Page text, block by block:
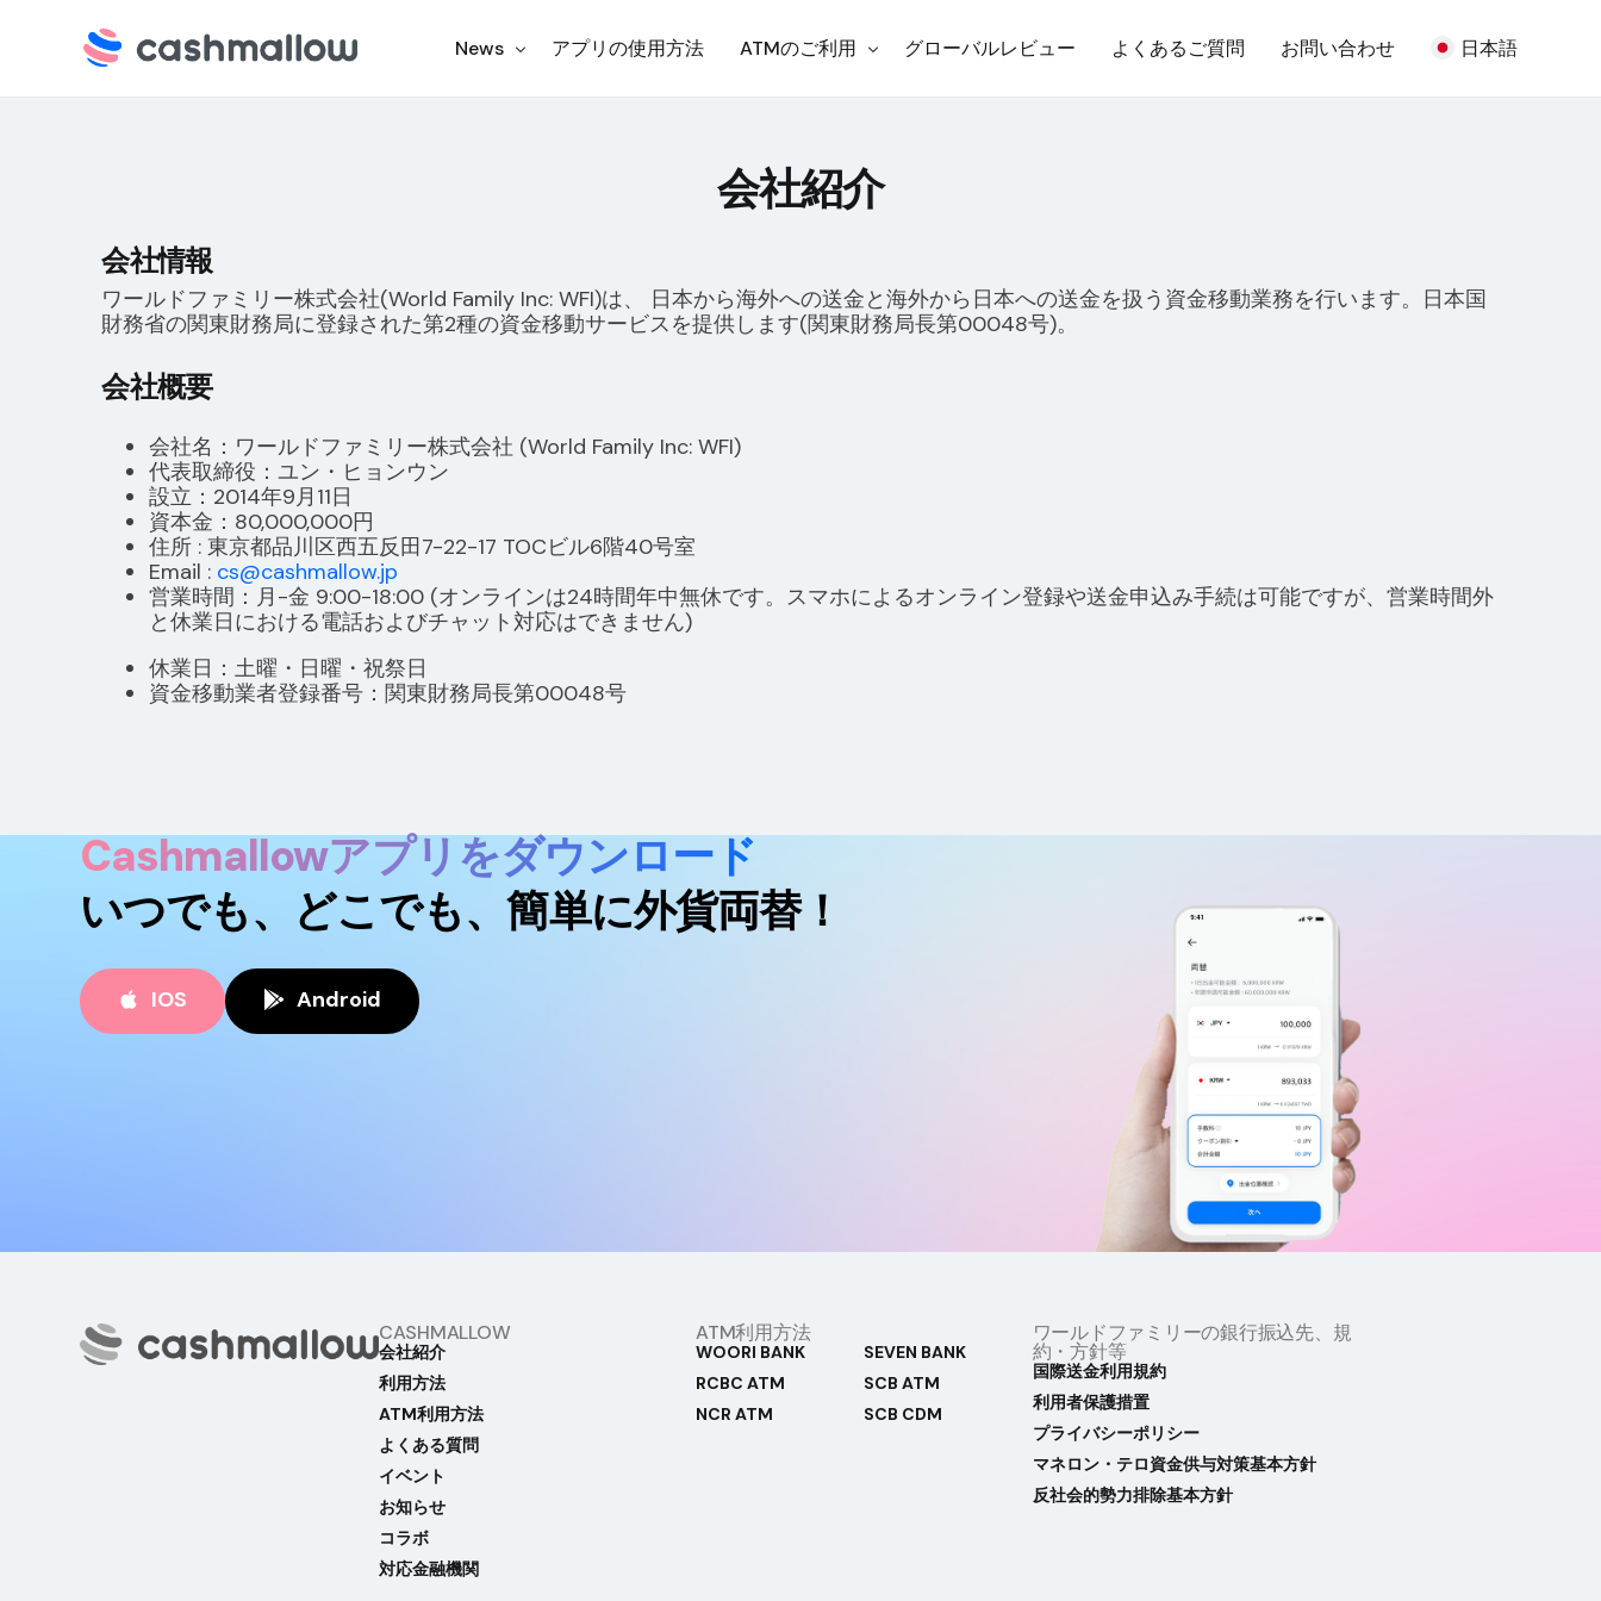
News アプリの使用方法 ATMのご利用
Korea
Japan
Thailand
SCB – ATM
US
グローバルレビュー よくあるご質問 お問い合わせ 日本語
会社紹介
会社情報
ワールドファミリー株式会社(World Family Inc: WFI)は、 日本から海外への送金と海外から日本への送金を扱う資金移動業務を行います。日本国
財務省の関東財務局に登録された第2種の資金移動サービスを提供します(関東財務局長第00048号)。
会社概要
会社名：ワールドファミリー株式会社 (World Family Inc: WFI)
代表取締役：ユン・ヒョンウン
設立：2014年9月11日
資本金：80,000,000円
住所 : 東京都品川区西五反田7-22-17 TOCビル6階40号室
Email : cs@cashmallow.jp
営業時間：月-金 9:00-18:00 (オンラインは24時間年中無休です。スマホによるオンライン登録や送金申込み手続は可能ですが、営業時間外
と休業日における電話およびチャット対応はできません)
休業日：土曜・日曜・祝祭日
資金移動業者登録番号：関東財務局長第00048号
Cashmallowアプリをダウンロード
いつでも、どこでも、簡単に外貨両替！
IOS Android
CASHMALLOW
会社紹介
利用方法
ATM利用方法
よくある質問
イベント
お知らせ
コラボ
対応金融機関
ATM利用方法
WOORI BANK
RCBC ATM
NCR ATM
SEVEN BANK
SCB ATM
SCB CDM
ワールドファミリーの銀行振込先、規
約・方針等
国際送金利用規約
利用者保護措置
プライバシーポリシー
マネロン・テロ資金供与対策基本方針
反社会的勢力排除基本方針